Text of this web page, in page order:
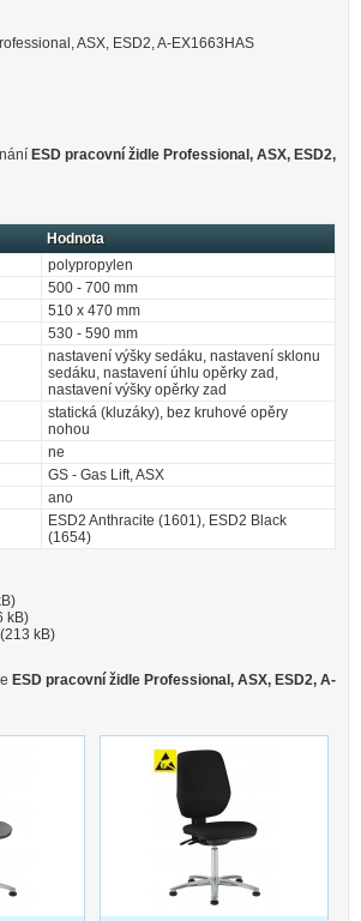
ASX, ESD2, A-EX1663HAS
ESD pracovní židle Professional, ASX, ESD2,
Hodnota
polypropylen
500 - 700 mm
510 x 470 mm
530 - 590 mm
nastavení výšky sedáku, nastavení sklonu
sedáku, nastavení úhlu opěrky zad,
nastavení výšky opěrky zad
statická (kluzáky), bez kruhové opěry
nohou
ne
GS - Gas Lift, ASX
ano
ESD2 Anthracite (1601), ESD2 Black
(1654)
kB)
(213 kB)
ESD pracovní židle Professional, ASX, ESD2, A-